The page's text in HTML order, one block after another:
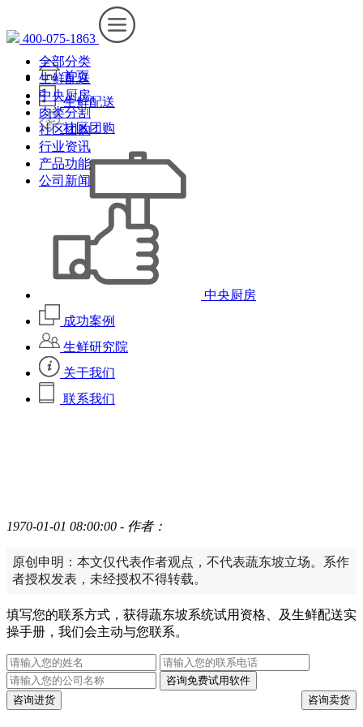
400-075-1863
首页
生鲜配送
社区团购
中央厨房
成功案例
生鲜研究院
关于我们
联系我们
全部分类
生鲜配送
中央厨房
肉类分割
社区团购
行业资讯
产品功能
公司新闻
1970-01-01 08:00:00 - 作者：
原创申明：本文仅代表作者观点，不代表蔬东坡立场。系作
者授权发表，未经授权不得转载。
填写您的联系方式，获得蔬东坡系统试用资格、及生鲜配送实
操手册，我们会主动与您联系。
咨询免费试用软件
咨询进货
咨询卖货